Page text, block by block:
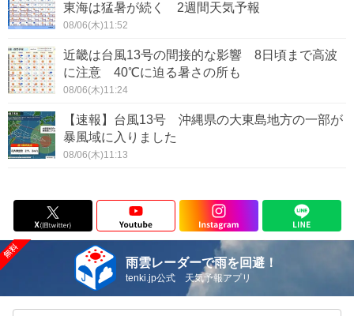
東海は猛暑が続く 2週間天気予報
08/06(木)11:52
近畿は台風13号の間接的な影響 8日頃まで高波
に注意 40℃に迫る暑さの所も
08/06(木)11:24
【速報】台風13号 沖縄県の大東島地方の一部が
暴風域に入りました
08/06(木)11:13
雨雲レーダーで雨を回避！
tenki.jp公式 天気予報アプリ